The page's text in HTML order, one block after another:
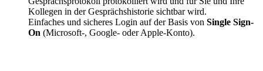
Kollegen in der Gesprächshistorie sichtbar wird.
Einfaches und sicheres Login auf der Basis von Single Sign-
On (Microsoft-, Google- oder Apple-Konto).